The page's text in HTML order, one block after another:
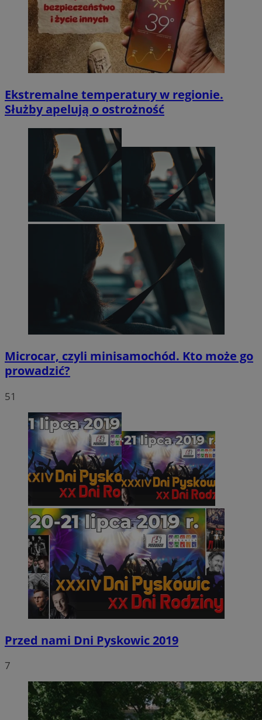
Ekstremalne temperatury w regionie.
Służby apelują o ostrożność
Microcar, czyli minisamochód. Kto może go
prowadzić?
51
Przed nami Dni Pyskowic 2019
7